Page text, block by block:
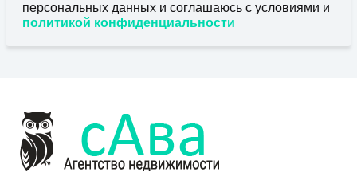
персональных данных и соглашаюсь с условиями и
политикой конфиденциальности